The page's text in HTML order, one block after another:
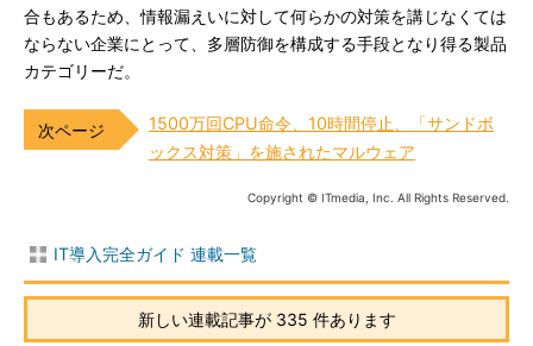
合もあるため、情報漏えいに対して何らかの対策を講じなくては
ならない企業にとって、多層防御を構成する手段となり得る製品
カテゴリーだ。
1500万回CPU命令、10時間停止、「サンドボ
ックス対策」を施されたマルウェア
Copyright © ITmedia, Inc. All Rights Reserved.
IT導入完全ガイド 連載一覧
新しい連載記事が 335 件あります